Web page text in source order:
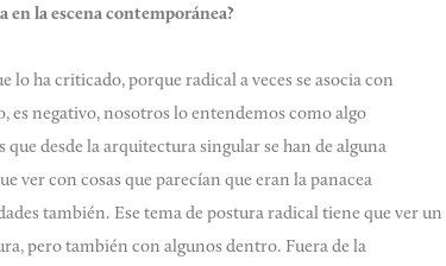
la escena contemporánea?
lo ha criticado, porque radical a veces se asocia con
es negativo, nosotros lo entendemos como algo
desde la arquitectura singular se han de alguna
ver con cosas que parecían que eran la panacea
también. Ese tema de postura radical tiene que ver un
pero también con algunos dentro. Fuera de la